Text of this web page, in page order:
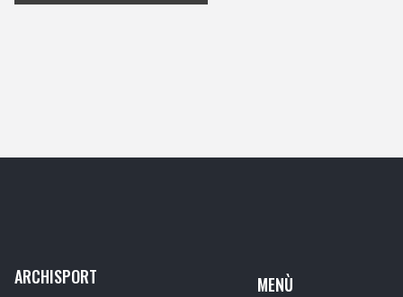
ARCHISPORT MENÙ